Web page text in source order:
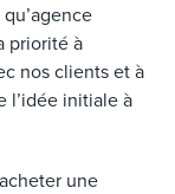
priorité à
nos clients et à
l’idée initiale à
une